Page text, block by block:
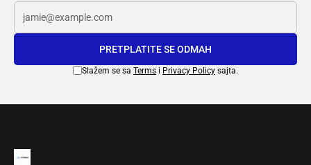
PRETPLATITE SE ODMAH
Slažem se sa Terms i Privacy Policy sajta.